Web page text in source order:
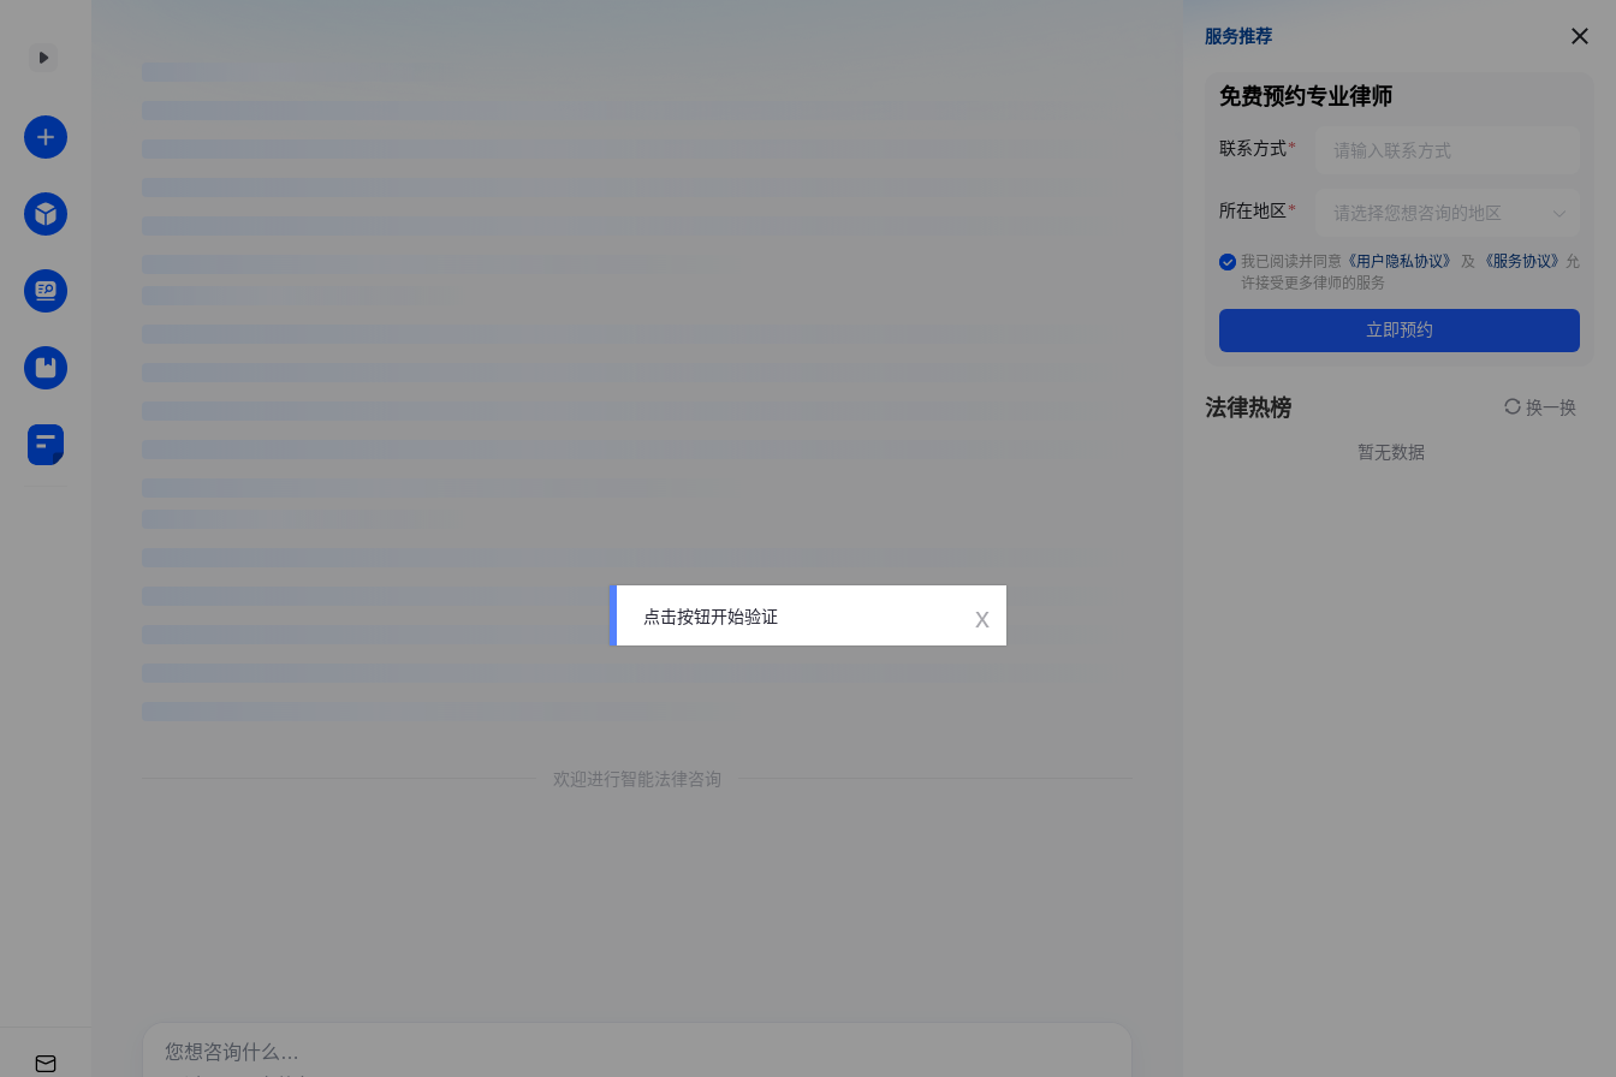
欢迎进行智能法律咨询
服务推荐
服务推荐
免费预约专业律师
联系方式
所在地区
我已阅读并同意 《用户隐私协议》 及 《服务协议》 允
许接受更多律师的服务
立即预约
法律热榜 换一换
暂无数据
点击按钮开始验证 x